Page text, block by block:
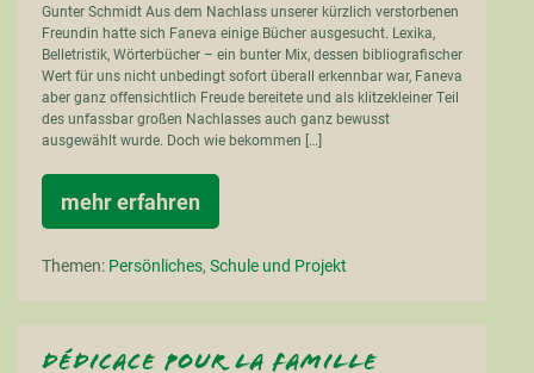
Gunter Schmidt Aus dem Nachlass unserer kürzlich verstorbenen
Freundin hatte sich Faneva einige Bücher ausgesucht. Lexika,
Belletristik, Wörterbücher – ein bunter Mix, dessen bibliografischer
Wert für uns nicht unbedingt sofort überall erkennbar war, Faneva
aber ganz offensichtlich Freude bereitete und als klitzekleiner Teil
des unfassbar großen Nachlasses auch ganz bewusst
ausgewählt wurde. Doch wie bekommen […]
mehr erfahren
Nachtrag:
DHL
hat
geliefert
Themen: Persönliches, Schule und Projekt
Dédicace pour la famille